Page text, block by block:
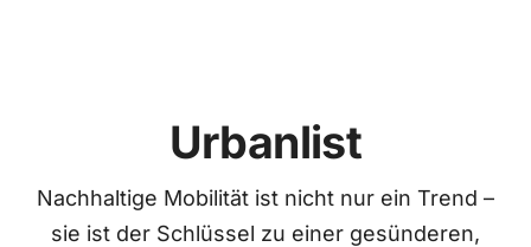
Urbanlist
Nachhaltige Mobilität ist nicht nur ein Trend –
sie ist der Schlüssel zu einer gesünderen,